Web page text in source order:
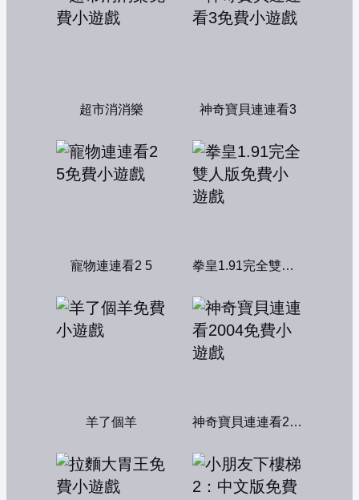
超市消消樂 神奇寶貝連連看3
寵物連連看2 5 拳皇1.91完全雙人版
羊了個羊 神奇寶貝連連看2004